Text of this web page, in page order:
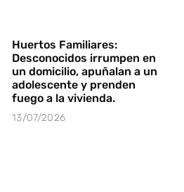
Huertos Familiares:
Desconocidos irrumpen en
un domicilio, apuñalan a un
adolescente y prenden
fuego a la vivienda.
13/07/2026